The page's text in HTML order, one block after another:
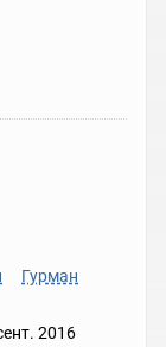
Гурман
2016